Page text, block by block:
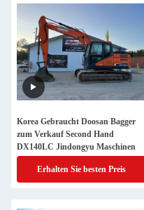
Korea Gebraucht Doosan Bagger
zum Verkauf Second Hand
DX140LC Jindongyu Maschinen
Erhalten Sie besten Preis